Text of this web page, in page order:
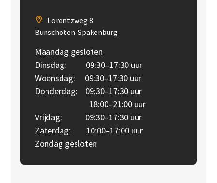
Lorentzweg 8
Bunschoten-Spakenburg
Maandag gesloten
Dinsdag: 09:30–17:30 uur
Woensdag: 09:30–17:30 uur
Donderdag: 09:30–17:30 uur
18:00–21:00 uur
Vrijdag: 09:30–17:30 uur
Zaterdag: 10:00–17:00 uur
Zondag gesloten